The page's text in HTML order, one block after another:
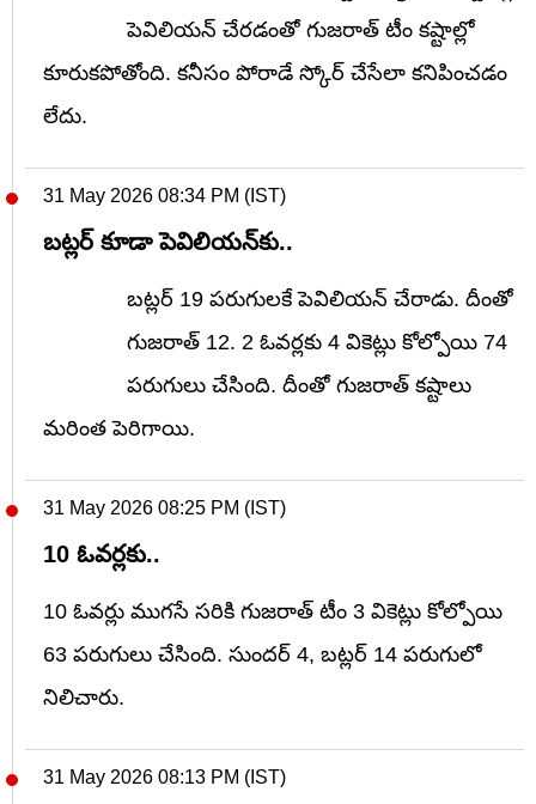
పెవిలియన్ చేరడంతో గుజరాత్ టీం కష్టాల్లో
కూరుకపోతోంది. కనీసం పోరాడే స్కోర్ చేసేలా కనిపించడం
లేదు.
31 May 2026 08:34 PM (IST)
బట్లర్ కూడా పెవిలియన్‌కు..
బట్లర్ 19 పరుగులకే పెవిలియన్ చేరాడు. దీంతో
గుజరాత్ 12. 2 ఓవర్లకు 4 వికెట్లు కోల్పోయి 74
పరుగులు చేసింది. దీంతో గుజరాత్ కష్టాలు
మరింత పెరిగాయి.
31 May 2026 08:25 PM (IST)
10 ఓవర్లకు..
10 ఓవర్లు ముగసే సరికి గుజరాత్ టీం 3 వికెట్లు కోల్పోయి
63 పరుగులు చేసింది. సుందర్ 4, బట్లర్ 14 పరుగులో
నిలిచారు.
31 May 2026 08:13 PM (IST)